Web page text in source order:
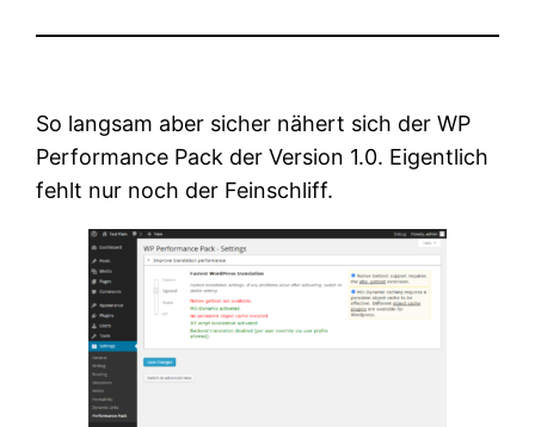
So langsam aber sicher nähert sich der WP
Performance Pack der Version 1.0. Eigentlich
fehlt nur noch der Feinschliff.